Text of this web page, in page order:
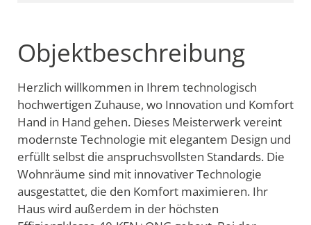
Objektbeschreibung
Herzlich willkommen in Ihrem technologisch
hochwertigen Zuhause, wo Innovation und Komfort
Hand in Hand gehen. Dieses Meisterwerk vereint
modernste Technologie mit elegantem Design und
erfüllt selbst die anspruchsvollsten Standards. Die
Wohnräume sind mit innovativer Technologie
ausgestattet, die den Komfort maximieren. Ihr
Haus wird außerdem in der höchsten